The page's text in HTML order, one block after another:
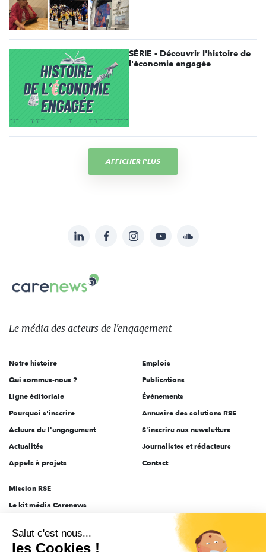
SÉRIE - Découvrir l'histoire de
l'économie engagée
AFFICHER PLUS
sur:
LinkedInFacebookInstagramYouTubeSoundcloud
Carenews,
Le
des
l'engagement
Le média des acteurs de l'engagement
Notre histoire
Qui sommes-nous ?
Ligne éditoriale
Pourquoi s'inscrire
Acteurs de l'engagement
Actualités
Appels à projets
Emplois
Publications
Évènements
Annuaire des solutions RSE
S'inscrire aux newsletters
Journalistes et rédacteurs
Contact
Mission RSE
Le kit média Carenews
AEF info
Salut c'est nous...
les Cookies !